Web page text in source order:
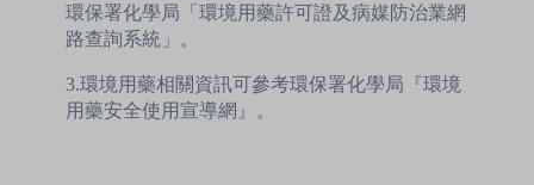
環保署化學局「環境用藥許可證及病媒防治業網
路查詢系統」。
3.環境用藥相關資訊可參考環保署化學局『環境
用藥安全使用宣導網』。